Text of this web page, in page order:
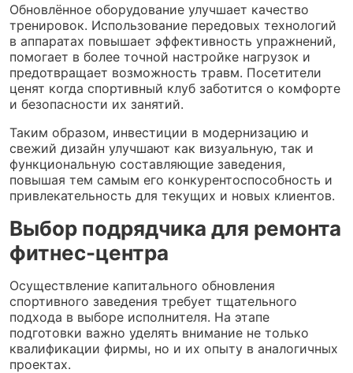
Обновлённое оборудование улучшает качество
тренировок. Использование передовых технологий
в аппаратах повышает эффективность упражнений,
помогает в более точной настройке нагрузок и
предотвращает возможность травм. Посетители
ценят когда спортивный клуб заботится о комфорте
и безопасности их занятий.
Таким образом, инвестиции в модернизацию и
свежий дизайн улучшают как визуальную, так и
функциональную составляющие заведения,
повышая тем самым его конкурентоспособность и
привлекательность для текущих и новых клиентов.
Выбор подрядчика для ремонта
фитнес-центра
Осуществление капитального обновления
спортивного заведения требует тщательного
подхода в выборе исполнителя. На этапе
подготовки важно уделять внимание не только
квалификации фирмы, но и их опыту в аналогичных
проектах.